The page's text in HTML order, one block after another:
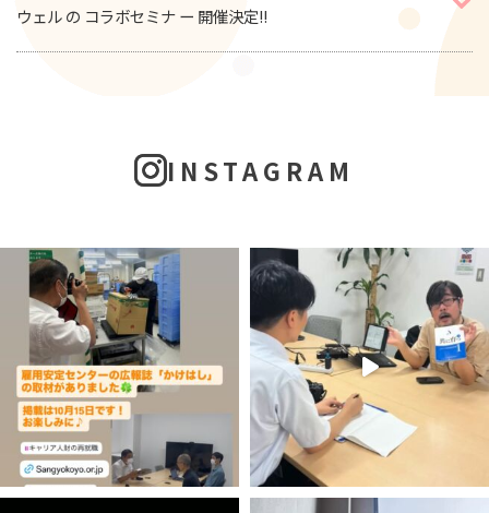
ウェル の コラボセミナ ー 開催決定!!
INSTAGRAM